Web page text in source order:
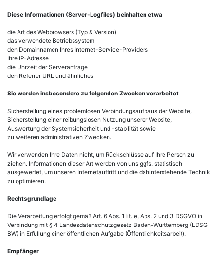
Diese Informationen (Server-Logfiles) beinhalten etwa
die Art des Webbrowsers (Typ & Version)
das verwendete Betriebssystem
den Domainnamen Ihres Internet-Service-Providers
Ihre IP-Adresse
die Uhrzeit der Serveranfrage
den Referrer URL und ähnliches
Sie werden insbesondere zu folgenden Zwecken verarbeitet
Sicherstellung eines problemlosen Verbindungsaufbaus der Website,
Sicherstellung einer reibungslosen Nutzung unserer Website,
Auswertung der Systemsicherheit und -stabilität sowie
zu weiteren administrativen Zwecken.
Wir verwenden Ihre Daten nicht, um Rückschlüsse auf Ihre Person zu
ziehen. Informationen dieser Art werden von uns ggfs. statistisch
ausgewertet, um unseren Internetauftritt und die dahinterstehende Technik
zu optimieren.
Rechtsgrundlage
Die Verarbeitung erfolgt gemäß Art. 6 Abs. 1 lit. e, Abs. 2 und 3 DSGVO in
Verbindung mit § 4 Landesdatenschutzgesetz Baden-Württemberg (LDSG
BW) in Erfüllung einer öffentlichen Aufgabe (Öffentlichkeitsarbeit).
Empfänger